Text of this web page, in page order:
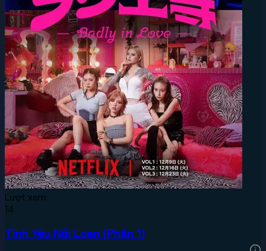
Lượt xem:
14
Tình Yêu Nổi Loạn (Phần 1)